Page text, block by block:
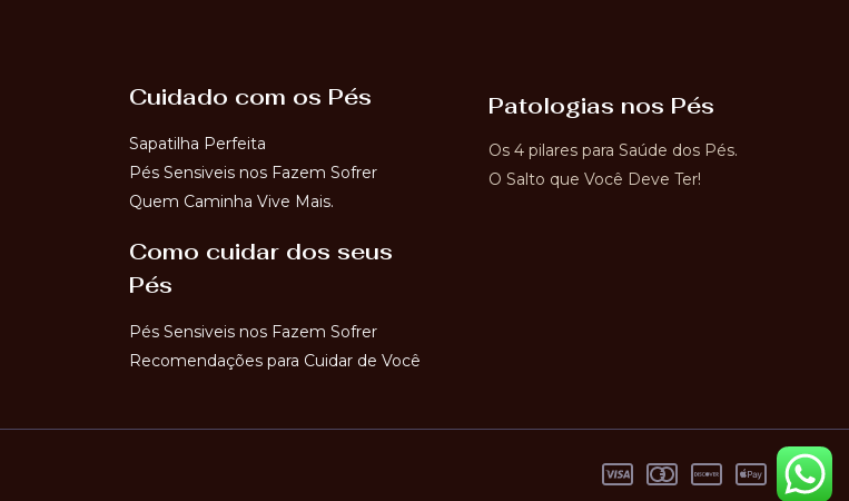
Cuidado com os Pés
Sapatilha Perfeita
Pés Sensiveis nos Fazem Sofrer
Quem Caminha Vive Mais.
Como cuidar dos seus
Pés
Pés Sensiveis nos Fazem Sofrer
Recomendações para Cuidar de Você
Patologias nos Pés
Os 4 pilares para Saúde dos Pés.
O Salto que Você Deve Ter!